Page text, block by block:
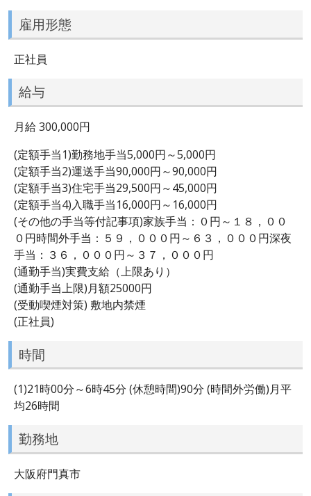
雇用形態
正社員
給与
月給 300,000円
(定額手当1)勤務地手当5,000円～5,000円
(定額手当2)運送手当90,000円～90,000円
(定額手当3)住宅手当29,500円～45,000円
(定額手当4)入職手当16,000円～16,000円
(その他の手当等付記事項)家族手当：０円～１８，００
０円時間外手当：５９，０００円～６３，０００円深夜
手当：３６，０００円～３７，０００円
(通勤手当)実費支給（上限あり）
(通勤手当上限)月額25000円
(受動喫煙対策) 敷地内禁煙
(正社員)
時間
(1)21時00分～6時45分 (休憩時間)90分 (時間外労働)月平
均26時間
勤務地
大阪府門真市